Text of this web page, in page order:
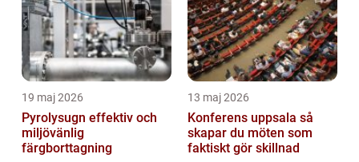
19 maj 2026
Pyrolysugn effektiv och
miljövänlig
färgborttagning
13 maj 2026
Konferens uppsala så
skapar du möten som
faktiskt gör skillnad